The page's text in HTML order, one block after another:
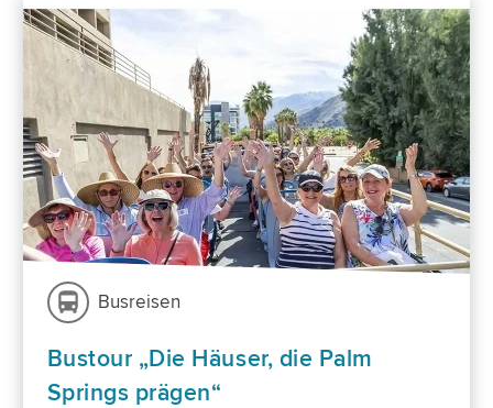
Busreisen
Bustour „Die Häuser, die Palm
Springs prägen“